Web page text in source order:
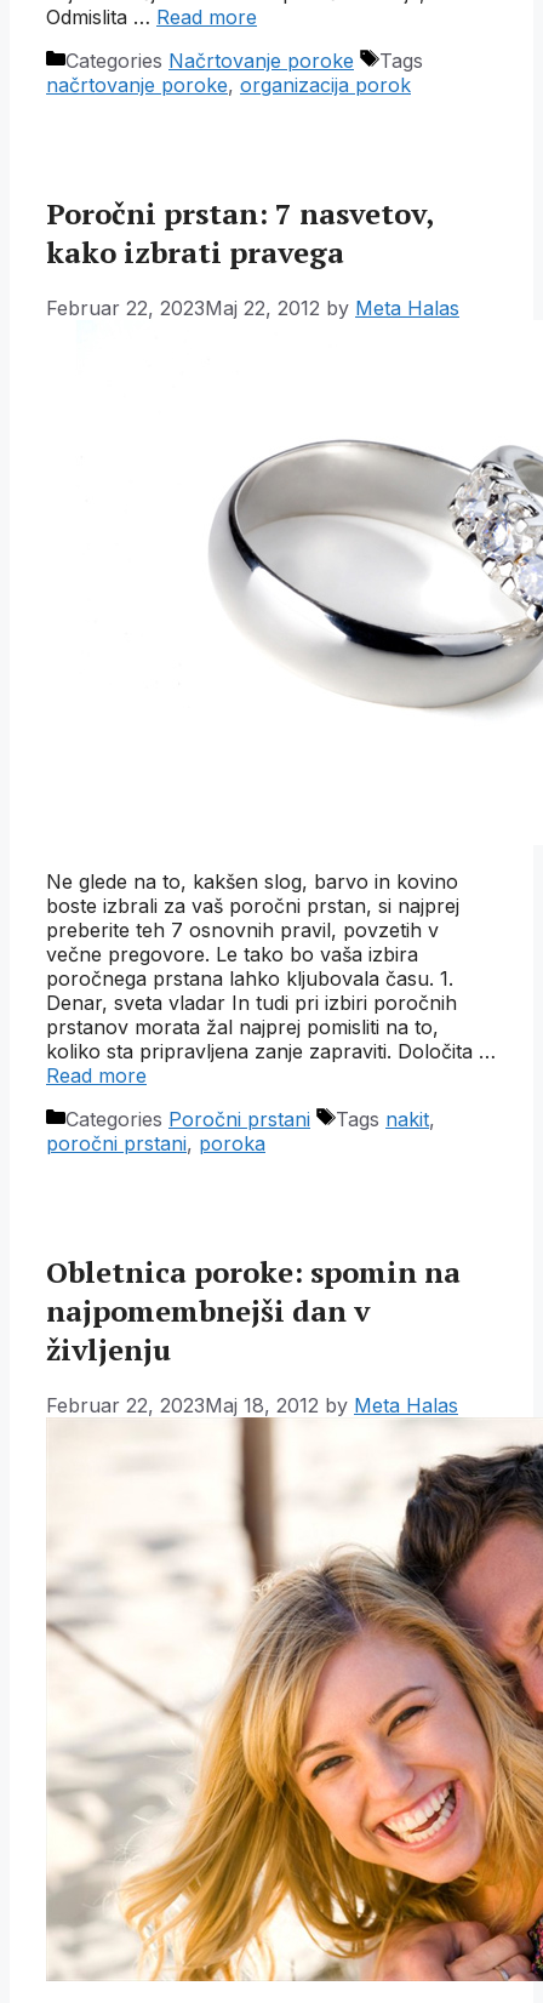
Odmislita … Read more
Categories Načrtovanje poroke
Tags
načrtovanje poroke, organizacija porok
Poročni prstan: 7 nasvetov,
kako izbrati pravega
Februar 22, 2023Maj 22, 2012 by Meta Halas
Ne glede na to, kakšen slog, barvo in kovino
boste izbrali za vaš poročni prstan, si najprej
preberite teh 7 osnovnih pravil, povzetih v
večne pregovore. Le tako bo vaša izbira
poročnega prstana lahko kljubovala času. 1.
Denar, sveta vladar In tudi pri izbiri poročnih
prstanov morata žal najprej pomisliti na to,
koliko sta pripravljena zanje zapraviti. Določita …
Read more
Categories Poročni prstani Tags nakit,
poročni prstani, poroka
Obletnica poroke: spomin na
najpomembnejši dan v
življenju
Februar 22, 2023Maj 18, 2012 by Meta Halas